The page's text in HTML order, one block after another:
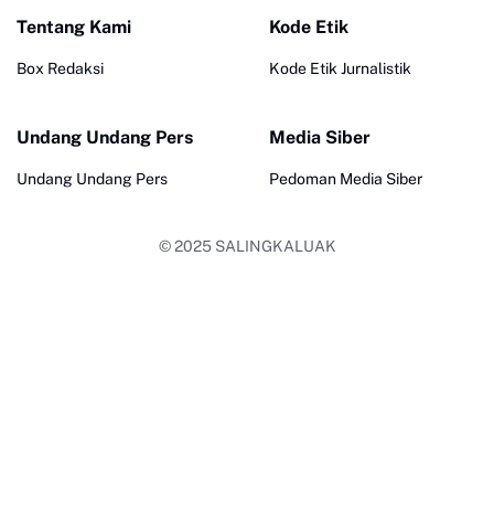
Tentang Kami
Box Redaksi
Kode Etik
Kode Etik Jurnalistik
Undang Undang Pers
Undang Undang Pers
Media Siber
Pedoman Media Siber
© 2025 SALINGKALUAK